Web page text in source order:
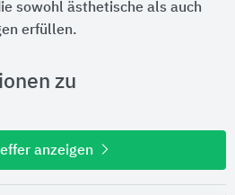
sowohl ästhetische als auch
erfüllen.
zu
anzeigen